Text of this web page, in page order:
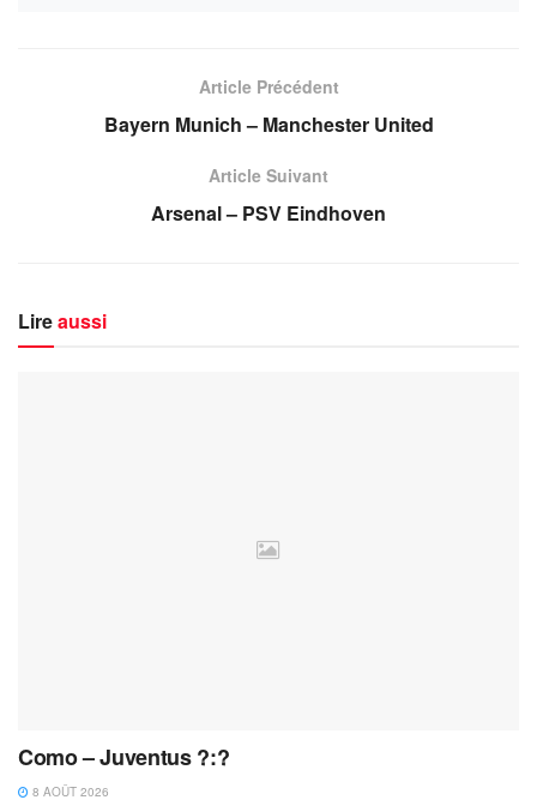
Article Précédent
Bayern Munich – Manchester United
Article Suivant
Arsenal – PSV Eindhoven
Lireaussi
Como – Juventus ?:?
8 AOÛT 2026